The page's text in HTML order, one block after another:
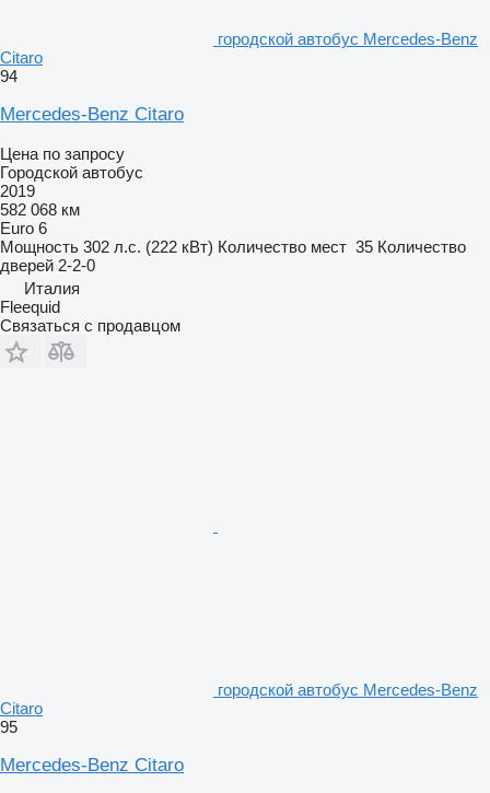
городской автобус Mercedes-Benz
Citaro
94
Mercedes-Benz Citaro
Цена по запросу
Городской автобус
2019
582 068 км
Euro 6
Мощность 302 л.с. (222 кВт) Количество мест 35 Количество
дверей 2-2-0
Италия
Fleequid
Связаться с продавцом
городской автобус Mercedes-Benz
Citaro
95
Mercedes-Benz Citaro